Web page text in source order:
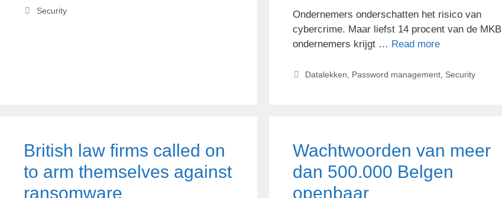
Security
Ondernemers onderschatten het risico van
cybercrime. Maar liefst 14 procent van de MKB
ondernemers krijgt … Read more
Datalekken Password management Security
British law firms called on
to arm themselves against
ransomware
Wachtwoorden van meer
dan 500.000 Belgen
openbaar